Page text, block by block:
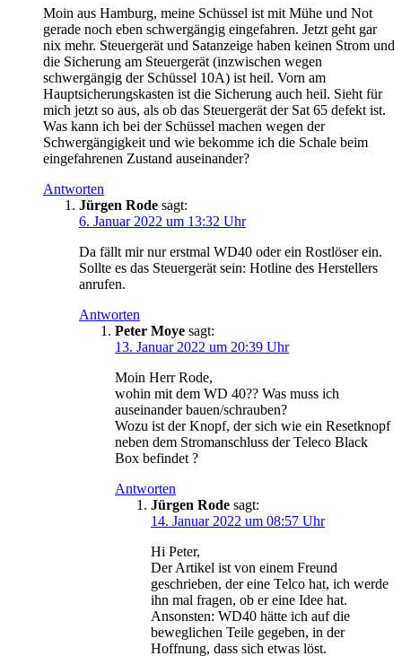
Moin aus Hamburg, meine Schüssel ist mit Mühe und Not
gerade noch eben schwergängig eingefahren. Jetzt geht gar
nix mehr. Steuergerät und Satanzeige haben keinen Strom und
die Sicherung am Steuergerät (inzwischen wegen
schwergängig der Schüssel 10A) ist heil. Vorn am
Hauptsicherungskasten ist die Sicherung auch heil. Sieht für
mich jetzt so aus, als ob das Steuergerät der Sat 65 defekt ist.
Was kann ich bei der Schüssel machen wegen der
Schwergängigkeit und wie bekomme ich die Schale beim
eingefahrenen Zustand auseinander?
Antworten
Jürgen Rode sagt:
6. Januar 2022 um 13:32 Uhr
Da fällt mir nur erstmal WD40 oder ein Rostlöser ein.
Sollte es das Steuergerät sein: Hotline des Herstellers
anrufen.
Antworten
Peter Moye sagt:
13. Januar 2022 um 20:39 Uhr
Moin Herr Rode,
wohin mit dem WD 40?? Was muss ich
auseinander bauen/schrauben?
Wozu ist der Knopf, der sich wie ein Resetknopf
neben dem Stromanschluss der Teleco Black
Box befindet ?
Antworten
Jürgen Rode sagt:
14. Januar 2022 um 08:57 Uhr
Hi Peter,
Der Artikel ist von einem Freund
geschrieben, der eine Telco hat, ich werde
ihn mal fragen, ob er eine Idee hat.
Ansonsten: WD40 hätte ich auf die
beweglichen Teile gegeben, in der
Hoffnung, dass sich etwas löst.